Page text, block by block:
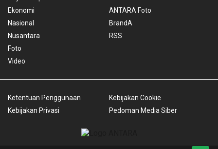
Ekonomi
Nasional
Nusantara
Foto
Video
ANTARA Foto
BrandA
RSS
Ketentuan Penggunaan
Kebijakan Privasi
Kebijakan Cookie
Pedoman Media Siber